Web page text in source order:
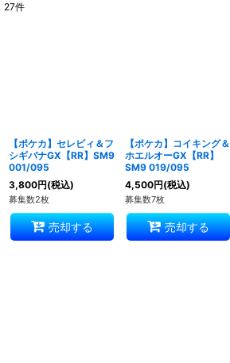
27件
【ポケカ】セレビィ＆フ
シギバナGX【RR】SM9
001/095
3,800円(税込)
募集数2枚
売却する
【ポケカ】コイキング＆
ホエルオーGX【RR】
SM9 019/095
4,500円(税込)
募集数7枚
売却する